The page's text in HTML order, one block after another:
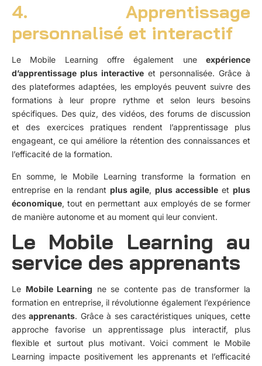
4. Apprentissage
personnalisé et interactif
Le Mobile Learning offre également une expérience
d’apprentissage plus interactive et personnalisée. Grâce à
des plateformes adaptées, les employés peuvent suivre des
formations à leur propre rythme et selon leurs besoins
spécifiques. Des quiz, des vidéos, des forums de discussion
et des exercices pratiques rendent l’apprentissage plus
engageant, ce qui améliore la rétention des connaissances et
l’efficacité de la formation.
En somme, le Mobile Learning transforme la formation en
entreprise en la rendant plus agile,plus accessible etplus
économique, tout en permettant aux employés de se former
de manière autonome et au moment qui leur convient.
Le Mobile Learning au
service des apprenants
Le Mobile Learning ne se contente pas de transformer la
formation en entreprise, il révolutionne également l’expérience
desapprenants. Grâce à ses caractéristiques uniques, cette
approche favorise un apprentissage plus interactif, plus
flexible et surtout plus motivant. Voici comment le Mobile
Learning impacte positivement les apprenants et l’efficacité